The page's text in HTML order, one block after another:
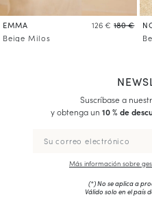
EMMA 126 € 180 €
Beige Milos
Suscríbase a
y obtenga un 10 % de
Más información sobre
(*) No se aplica a
Válido solo en el país